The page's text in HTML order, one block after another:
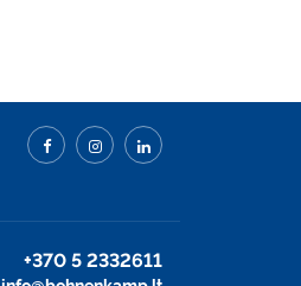
+370 5 2332611